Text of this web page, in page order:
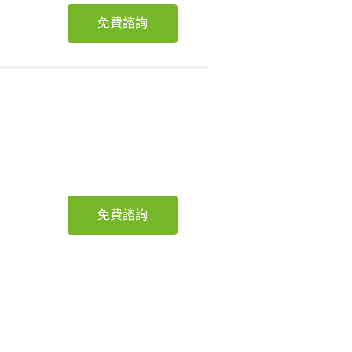
免費諮詢
免費諮詢